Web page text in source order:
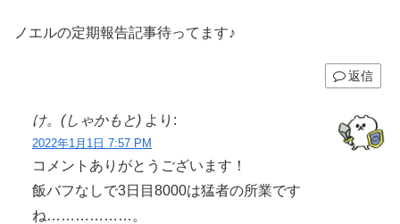
ノエルの定期報告記事待ってます♪
返信
け。(しゃかもと) より:
2022年1月1日 7:57 PM
コメントありがとうございます！
飯バフなしで3日目8000は猛者の所業です
ね………………。